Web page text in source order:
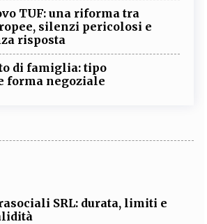
TUF: una riforma tra
silenzi pericolosi e
risposta
di famiglia: tipo
forma negoziale
SRL: durata, limiti e